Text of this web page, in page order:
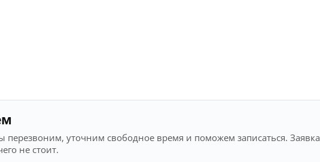
уточним свободное время и поможем записаться. Заявка
не стоит.